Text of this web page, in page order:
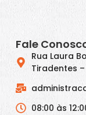
Fale
Rua Laura
Tiradentes –
08:00 às